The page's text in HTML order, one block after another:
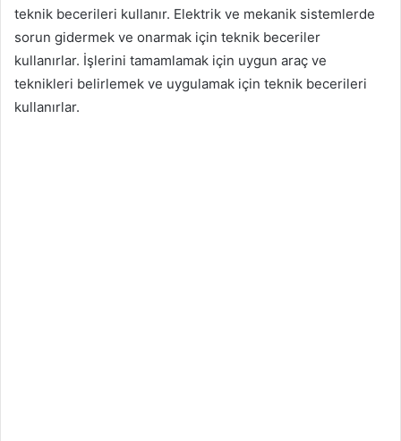
teknik becerileri kullanır. Elektrik ve mekanik sistemlerde
sorun gidermek ve onarmak için teknik beceriler
kullanırlar. İşlerini tamamlamak için uygun araç ve
teknikleri belirlemek ve uygulamak için teknik becerileri
kullanırlar.